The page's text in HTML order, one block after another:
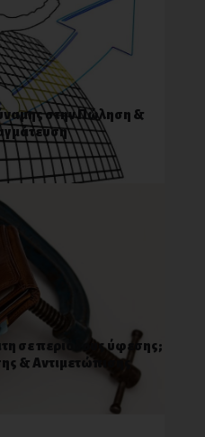
στην Πώληση &
σε περιόδους ύφεσης;
& Αντιμετώπισης